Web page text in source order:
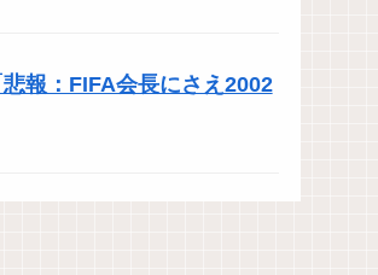
報：FIFA会長にさえ2002